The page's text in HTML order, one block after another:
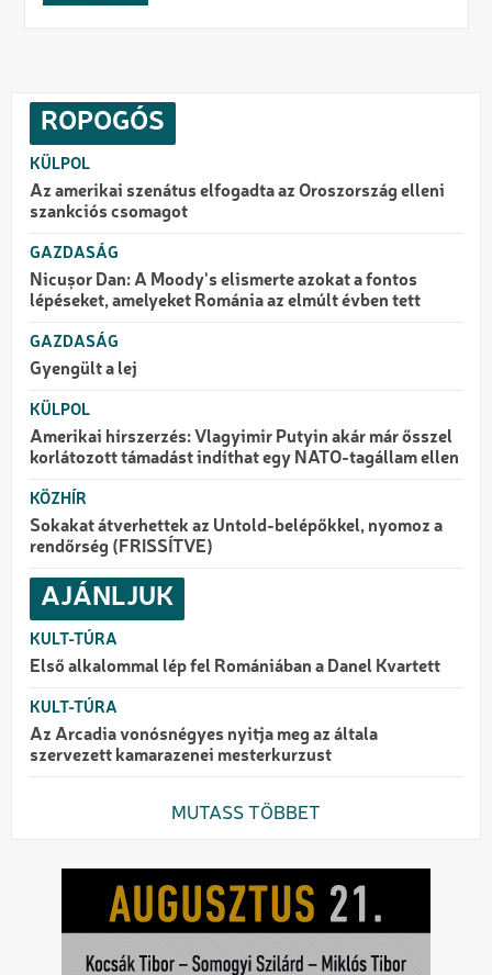
ROPOGÓS
KÜLPOL
Az amerikai szenátus elfogadta az Oroszország elleni
szankciós csomagot
GAZDASÁG
Nicușor Dan: A Moody's elismerte azokat a fontos
lépéseket, amelyeket Románia az elmúlt évben tett
GAZDASÁG
Gyengült a lej
KÜLPOL
Amerikai hírszerzés: Vlagyimir Putyin akár már ősszel
korlátozott támadást indíthat egy NATO-tagállam ellen
KÖZHÍR
Sokakat átverhettek az Untold-belépőkkel, nyomoz a
rendőrség (FRISSÍTVE)
AJÁNLJUK
KULT-TÚRA
Első alkalommal lép fel Romániában a Danel Kvartett
KULT-TÚRA
Az Arcadia vonósnégyes nyitja meg az általa
szervezett kamarazenei mesterkurzust
MUTASS TÖBBET